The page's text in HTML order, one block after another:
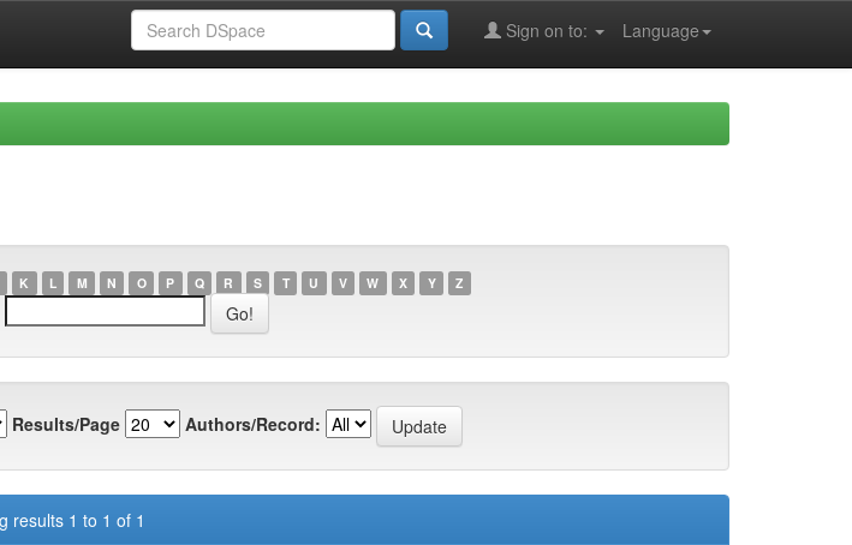
Language
Sign on to:
K L M N O P Q R S T U V W X Y Z
Results/Page Authors/Record:
results 1 to 1 of 1